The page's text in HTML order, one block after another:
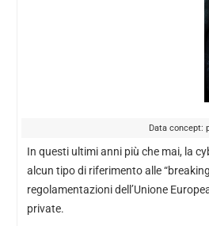
Data concept:
In questi ultimi anni più che mai, la
alcun tipo di riferimento alle
regolamentazioni dell’Unione
private.